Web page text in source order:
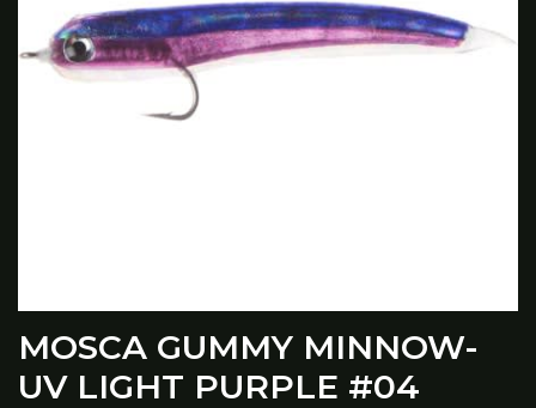
MOSCA GUMMY MINNOW-
UV LIGHT PURPLE #04